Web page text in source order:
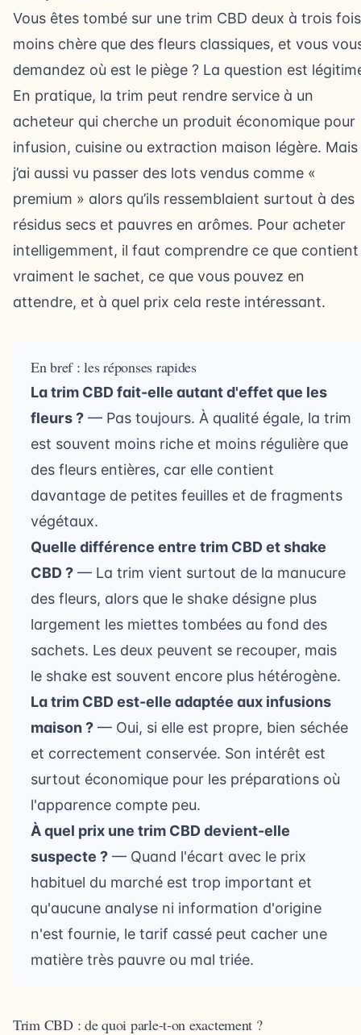
Vous êtes tombé sur une trim CBD deux à trois fois
moins chère que des fleurs classiques, et vous
demandez où est le piège ? La question est
En pratique, la trim peut rendre service à un
acheteur qui cherche un produit économique pour
infusion, cuisine ou extraction maison légère. Mais
j’ai aussi vu passer des lots vendus comme «
premium » alors qu’ils ressemblaient surtout à des
résidus secs et pauvres en arômes. Pour acheter
intelligemment, il faut comprendre ce que contient
vraiment le sachet, ce que vous pouvez en
attendre, et à quel prix cela reste intéressant.
En bref : les réponses rapides
La trim CBD fait-elle autant d'effet que les
fleurs ? — Pas toujours. À qualité égale, la trim
est souvent moins riche et moins régulière que
des fleurs entières, car elle contient
davantage de petites feuilles et de fragments
végétaux.
Quelle différence entre trim CBD et shake
CBD ? — La trim vient surtout de la manucure
des fleurs, alors que le shake désigne plus
largement les miettes tombées au fond des
sachets. Les deux peuvent se recouper, mais
le shake est souvent encore plus hétérogène.
La trim CBD est-elle adaptée aux infusions
maison ? — Oui, si elle est propre, bien séchée
et correctement conservée. Son intérêt est
surtout économique pour les préparations où
l'apparence compte peu.
À quel prix une trim CBD devient-elle
suspecte ? — Quand l'écart avec le prix
habituel du marché est trop important et
qu'aucune analyse ni information d'origine
n'est fournie, le tarif cassé peut cacher une
matière très pauvre ou mal triée.
Trim CBD : de quoi parle-t-on exactement ?